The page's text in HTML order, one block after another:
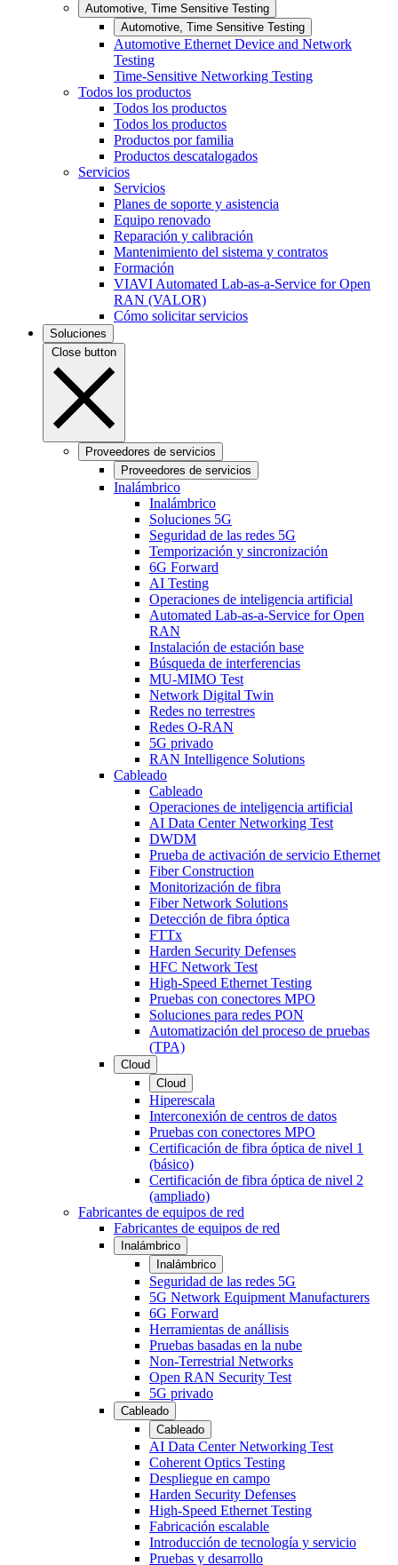
Automotive, Time Sensitive Testing
Automotive, Time Sensitive Testing
Automotive Ethernet Device and Network
Testing
Time-Sensitive Networking Testing
Todos los productos
Todos los productos
Todos los productos
Productos por familia
Productos descatalogados
Servicios
Servicios
Planes de soporte y asistencia
Equipo renovado
Reparación y calibración
Mantenimiento del sistema y contratos
Formación
VIAVI Automated Lab-as-a-Service for Open
RAN (VALOR)
Cómo solicitar servicios
Soluciones
Close button
Proveedores de servicios
Proveedores de servicios
Inalámbrico
Inalámbrico
Soluciones 5G
Seguridad de las redes 5G
Temporización y sincronización
6G Forward
AI Testing
Operaciones de inteligencia artificial
Automated Lab-as-a-Service for Open
RAN
Instalación de estación base
Búsqueda de interferencias
MU-MIMO Test
Network Digital Twin
Redes no terrestres
Redes O-RAN
5G privado
RAN Intelligence Solutions
Cableado
Cableado
Operaciones de inteligencia artificial
AI Data Center Networking Test
DWDM
Prueba de activación de servicio Ethernet
Fiber Construction
Monitorización de fibra
Fiber Network Solutions
Detección de fibra óptica
FTTx
Harden Security Defenses
HFC Network Test
High-Speed Ethernet Testing
Pruebas con conectores MPO
Soluciones para redes PON
Automatización del proceso de pruebas
(TPA)
Cloud
Cloud
Hiperescala
Interconexión de centros de datos
Pruebas con conectores MPO
Certificación de fibra óptica de nivel 1
(básico)
Certificación de fibra óptica de nivel 2
(ampliado)
Fabricantes de equipos de red
Fabricantes de equipos de red
Inalámbrico
Inalámbrico
Seguridad de las redes 5G
5G Network Equipment Manufacturers
6G Forward
Herramientas de anállisis
Pruebas basadas en la nube
Non-Terrestrial Networks
Open RAN Security Test
5G privado
Cableado
Cableado
AI Data Center Networking Test
Coherent Optics Testing
Despliegue en campo
Harden Security Defenses
High-Speed Ethernet Testing
Fabricación escalable
Introducción de tecnología y servicio
Pruebas y desarrollo